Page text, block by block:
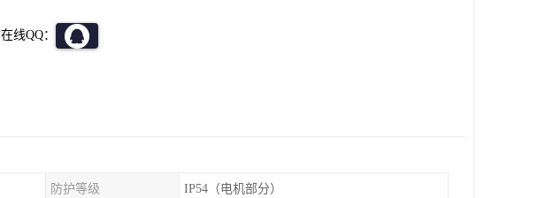
在线QQ：
防护等级 IP54（电机部分）